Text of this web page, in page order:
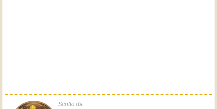
Scritto da